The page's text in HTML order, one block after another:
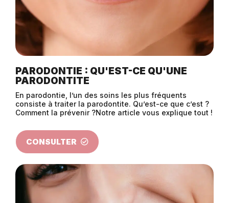
PARODONTIE : QU'EST-CE QU'UNE
PARODONTITE
En parodontie, l’un des soins les plus fréquents
consiste à traiter la parodontite. Qu’est-ce que c’est ?
Comment la prévenir ?Notre article vous explique tout !
CONSULTER